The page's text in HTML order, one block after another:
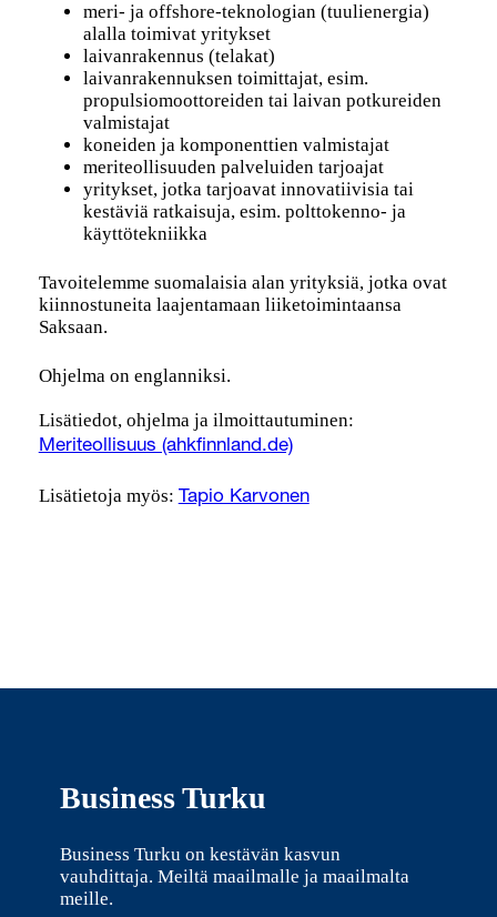
meri- ja offshore-teknologian (tuulienergia)
alalla toimivat yritykset
laivanrakennus (telakat)
laivanrakennuksen toimittajat, esim.
propulsiomoottoreiden tai laivan potkureiden
valmistajat
koneiden ja komponenttien valmistajat
meriteollisuuden palveluiden tarjoajat
yritykset, jotka tarjoavat innovatiivisia tai
kestäviä ratkaisuja, esim. polttokenno- ja
käyttötekniikka
Tavoitelemme suomalaisia alan yrityksiä, jotka ovat
kiinnostuneita laajentamaan liiketoimintaansa
Saksaan.
Ohjelma on englanniksi.
Lisätiedot, ohjelma ja ilmoittautuminen:
Meriteollisuus (ahkfinnland.de)
Lisätietoja myös: Tapio Karvonen
Business Turku
Business Turku on kestävän kasvun
vauhdittaja. Meiltä maailmalle ja maailmalta
meille.